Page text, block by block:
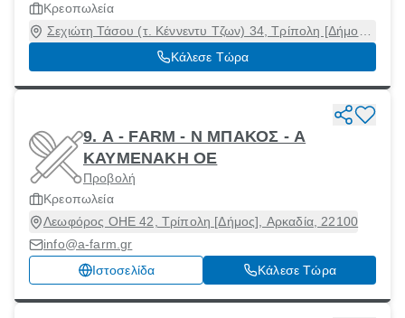
Κρεοπωλεία
Σεχιώτη Τάσου (τ. Κέννεντυ Τζων) 34, Τρίπολη [Δήμος],
Αρκαδία, 22100
Κάλεσε Τώρα
9. Α - FARM - Ν ΜΠΑΚΟΣ - Α
ΚΑΥΜΕΝΑΚΗ ΟΕ
Προβολή
Κρεοπωλεία
Λεωφόρος ΟΗΕ 42, Τρίπολη [Δήμος], Αρκαδία, 22100
info@a-farm.gr
Ιστοσελίδα
Κάλεσε Τώρα